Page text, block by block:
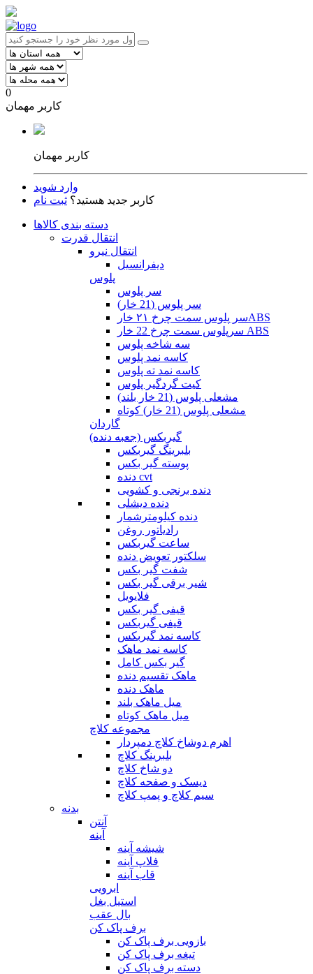
0
کاربر مهمان
کاربر مهمان
وارد شوید
کاربر جدید هستید؟ ثبت نام
دسته بندی کالاها
انتقال قدرت
انتقال نیرو
دیفرانسیل
پلوس
سر پلوس
سر پلوس (21 خار)
سر پلوس سمت چرخ ۲۱ خارABS
سرپلوس سمت چرخ 22 خار ABS
سه شاخه پلوس
کاسه نمد پلوس
کاسه نمد ته پلوس
کیت گردگیر پلوس
مشعلی پلوس (21 خار بلند)
مشعلی پلوس (21 خار) کوتاه
گاردان
گیربکس (جعبه دنده)
بلبرینگ گیربکس
پوسته گیر بکس
دنده cvt
دنده برنجی و کشویی
دنده دیشلی
دنده کیلومترشمار
رادیاتور روغن
ساعت گیربکس
سلکتور تعویض دنده
شفت گیر بکس
شیر برقی گیر بکس
فلایویل
قیفی گیر بکس
قیفی گیربکس
کاسه نمد گیربکس
کاسه نمد ماهک
گیر بکس کامل
ماهک تقسیم دنده
ماهک دنده
میل ماهک بلند
میل ماهک کوتاه
مجموعه کلاچ
اهرم دوشاخ کلاچ دمپردار
بلبرینگ کلاچ
دو شاخ کلاچ
دیسک و صفحه کلاچ
سیم کلاچ و پمپ کلاچ
بدنه
آنتن
آینه
شیشه آینه
فلاپ آینه
قاب آینه
ابرویی
استیل بغل
بال عقب
برف پاک کن
بازویی برف پاک کن
تیغه برف پاک کن
دسته برف پاک کن